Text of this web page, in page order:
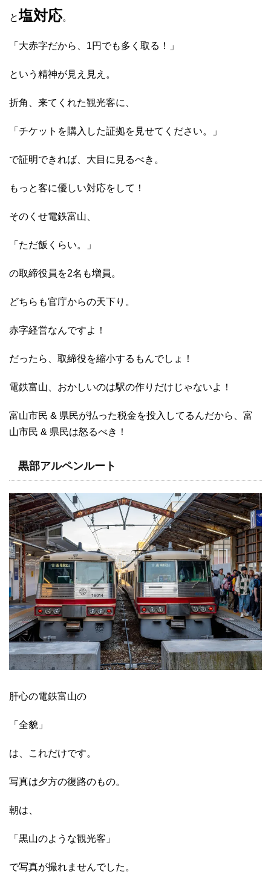
と塩対応。
「大赤字だから、1円でも多く取る！」
という精神が見え見え。
折角、来てくれた観光客に、
「チケットを購入した証拠を見せてください。」
で証明できれば、大目に見るべき。
もっと客に優しい対応をして！
そのくせ電鉄富山、
「ただ飯くらい。」
の取締役員を2名も増員。
どちらも官庁からの天下り。
赤字経営なんですよ！
だったら、取締役を縮小するもんでしょ！
電鉄富山、おかしいのは駅の作りだけじゃないよ！
富山市民 & 県民が払った税金を投入してるんだから、富
山市民 & 県民は怒るべき！
黒部アルペンルート
肝心の電鉄富山の
「全貌」
は、これだけです。
写真は夕方の復路のもの。
朝は、
「黒山のような観光客」
で写真が撮れませんでした。